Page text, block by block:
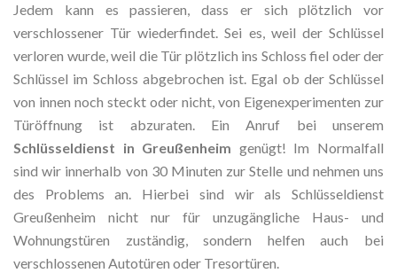
Jedem kann es passieren, dass er sich plötzlich vor
verschlossener Tür wiederfindet. Sei es, weil der Schlüssel
verloren wurde, weil die Tür plötzlich ins Schloss fiel oder der
Schlüssel im Schloss abgebrochen ist. Egal ob der Schlüssel
von innen noch steckt oder nicht, von Eigenexperimenten zur
Türöffnung ist abzuraten. Ein Anruf bei unserem
Schlüsseldienst in Greußenheim genügt! Im Normalfall
sind wir innerhalb von 30 Minuten zur Stelle und nehmen uns
des Problems an. Hierbei sind wir als Schlüsseldienst
Greußenheim nicht nur für unzugängliche Haus- und
Wohnungstüren zuständig, sondern helfen auch bei
verschlossenen Autotüren oder Tresortüren.